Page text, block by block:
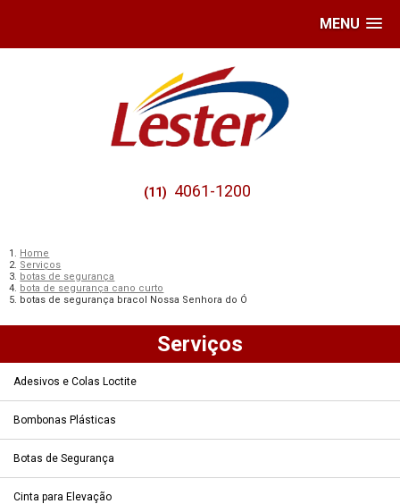
MENU
(11) 4061-1200
Home
Serviços
botas de segurança
bota de segurança cano curto
botas de segurança bracol Nossa Senhora do Ó
Serviços
Adesivos e Colas Loctite
Bombonas Plásticas
Botas de Segurança
Cinta para Elevação